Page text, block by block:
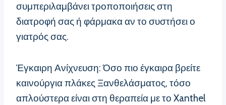
συμπεριλαμβάνει τροποποιήσεις στη
διατροφή σας ή φάρμακα αν το συστήσει ο
γιατρός σας.
Έγκαιρη Ανίχνευση: Όσο πιο έγκαιρα βρείτε
καινούργια πλάκες Ξανθελάσματος, τόσο
απλούστερα είναι στη θεραπεία με το Xanthel